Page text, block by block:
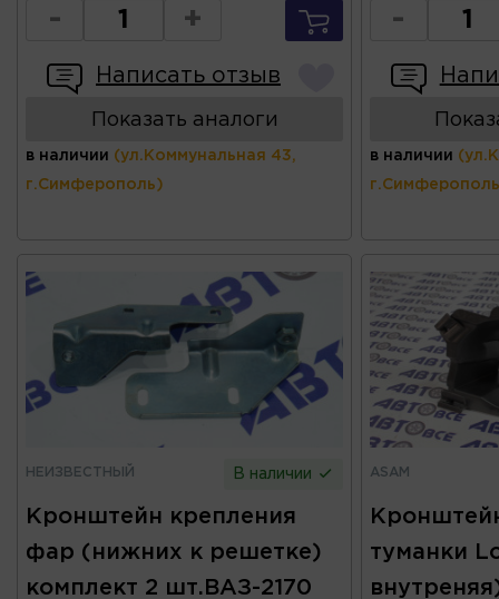
- +
Написать отзыв
Показать аналоги
в наличии (ул.Коммунальная 43,
г.Симферополь)
-
в наличии
НЕИЗВЕСТНЫЙ В наличии
Кронштейн крепления
фар (нижних к решетке)
комплект 2 шт.ВАЗ-2170
ASAM
туманки